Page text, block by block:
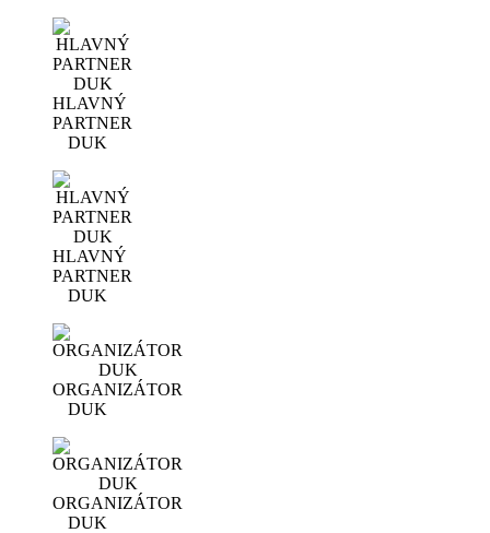
HLAVNÝ
PARTNER
DUK
HLAVNÝ
PARTNER
DUK
ORGANIZÁTOR
DUK
ORGANIZÁTOR
DUK